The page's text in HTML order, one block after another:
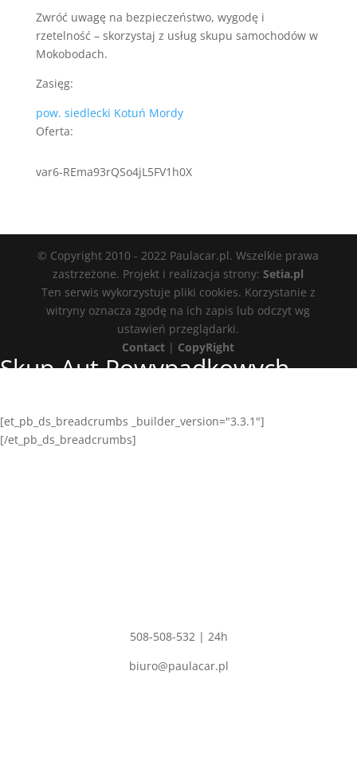
Zwróć uwagę na bezpieczeństwo, wygodę i
rzetelność – skorzystaj z usług skupu samochodów w
Mokobodach.
Zasięg:
pow. siedlecki Kotuń Mordy
Oferta:
var6-REma93rQSo4jL5FV1h0X
© Copyright 2010 - 2022 Paulacar.pl. Wszelkie prawa
zastrzeżone. Projekt i realizacja strony:Setia.pl
Ten serwis wykorzystuje pliki cookies. Korzystanie z
witryny oznacza zgodę na ich zapis lub odczyt wg
ustawień przeglądarki.
Contact | CopyRight
Skup Aut Powypadkowych
[et_pb_ds_breadcrumbs _builder_version="3.3.1"]
[/et_pb_ds_breadcrumbs]
508-508-532 | 24h
biuro@paulacar.pl